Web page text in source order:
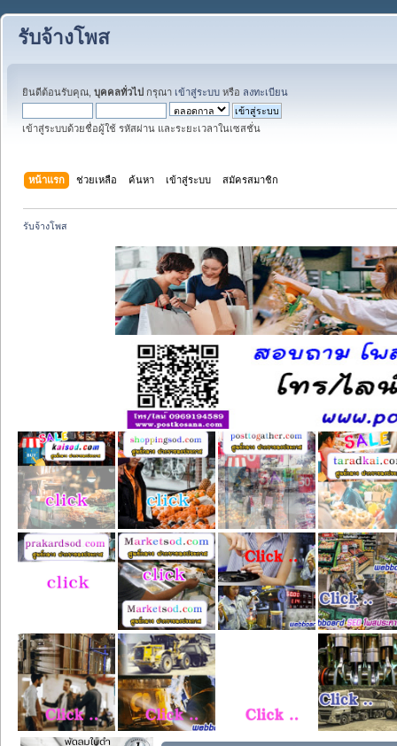
รับจ้างโพส
ยินดีต้อนรับคุณ, บุคคลทั่วไป กรุณา เข้าสู่ระบบ หรือ ลงทะเบียน
เข้าสู่ระบบด้วยชื่อผู้ใช้ รหัสผ่าน และระยะเวลาในเซสชั่น
หน้าแรก ช่วยเหลือ ค้นหา เข้าสู่ระบบ สมัครสมาชิก
รับจ้างโพส